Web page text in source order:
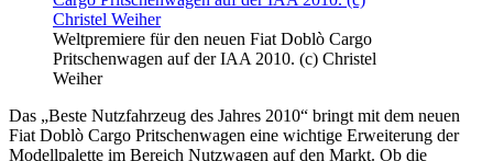
Weltpremiere für den neuen Fiat Doblò Cargo
Pritschenwagen auf der IAA 2010. (c) Christel
Weiher
Das „Beste Nutzfahrzeug des Jahres 2010“ bringt mit dem neuen
Fiat Doblò Cargo Pritschenwagen eine wichtige Erweiterung der
Modellpalette im Bereich Nutzwagen auf den Markt. Ob die